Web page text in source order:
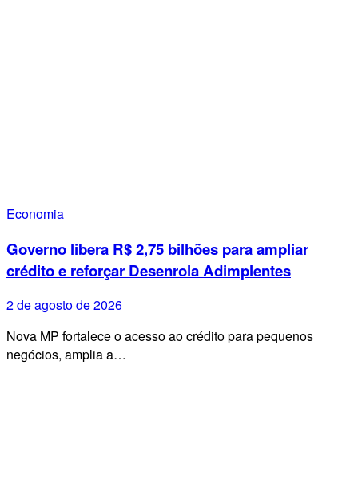
Economia
Governo libera R$ 2,75 bilhões para ampliar
crédito e reforçar Desenrola Adimplentes
2 de agosto de 2026
Nova MP fortalece o acesso ao crédito para pequenos
negócios, amplia a…